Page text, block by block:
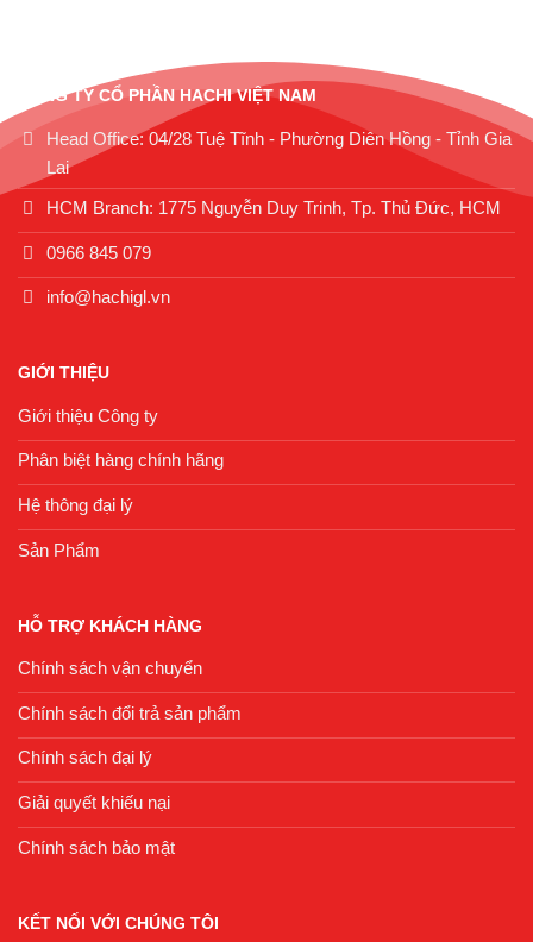
CÔNG TY CỔ PHẦN HACHI VIỆT NAM
Head Office: 04/28 Tuệ Tĩnh - Phường Diên Hồng - Tỉnh Gia
Lai
HCM Branch: 1775 Nguyễn Duy Trinh, Tp. Thủ Đức, HCM
0966 845 079
info@hachigl.vn
GIỚI THIỆU
Giới thiệu Công ty
Phân biệt hàng chính hãng
Hệ thông đại lý
Sản Phẩm
HỖ TRỢ KHÁCH HÀNG
Chính sách vận chuyển
Chính sách đổi trả sản phẩm
Chính sách đại lý
Giải quyết khiếu nại
Chính sách bảo mật
KẾT NỐI VỚI CHÚNG TÔI